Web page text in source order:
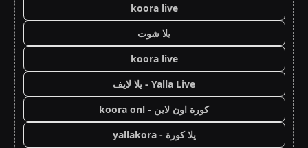
koora live
يلا شوت
koora live
Yalla Live - يلا لايف
كورة اون لاين - koora onl
يلا كورة - yallakora